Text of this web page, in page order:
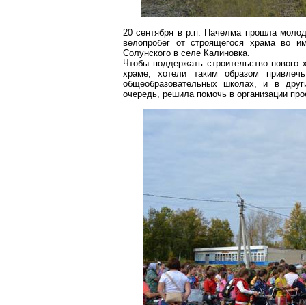
20 сентября в р.п. Пачелма прошла
велопробег от строящегося храма во
Солунского в селе Калиновка.
Чтобы поддержать строительство
храме, хотели таким образом
общеобразовательных школах, и в
очередь, решила помочь в организации